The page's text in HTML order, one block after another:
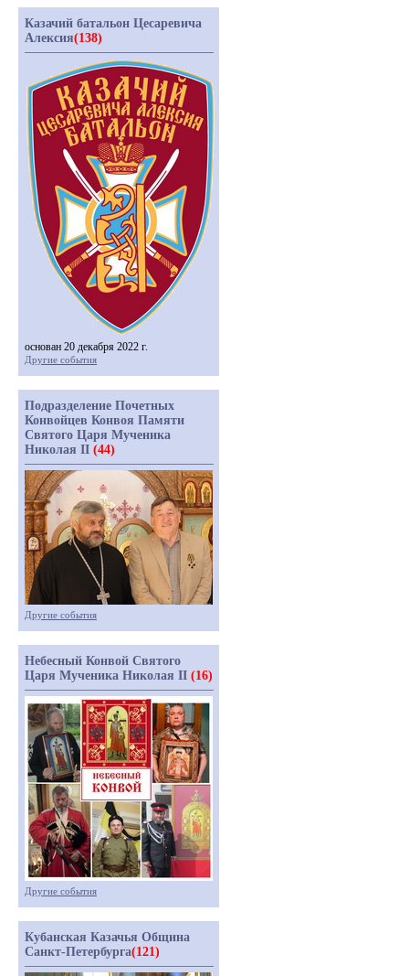
Казачий батальон Цесаревича
Алексия(138)
основан 20 декабря 2022 г.
Другие события
Подразделение Почетных
Конвойцев Конвоя Памяти
Святого Царя Мученика
Николая II (44)
Другие события
Небесный Конвой Святого
Царя Мученика Николая II (16)
Другие события
Кубанская Казачья Община
Санкт-Петербурга(121)